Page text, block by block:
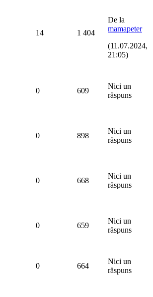
14 1 404
De la
mamapeter
(11.07.2024,
21:05)
0 609
Nici un
răspuns
0 898
Nici un
răspuns
0 668
Nici un
răspuns
0 659
Nici un
răspuns
0 664
Nici un
răspuns